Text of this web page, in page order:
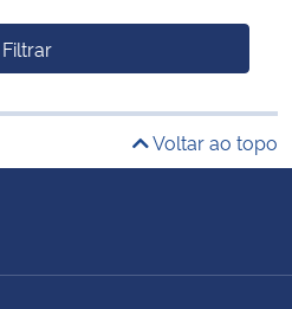
Filtrar
Voltar ao topo